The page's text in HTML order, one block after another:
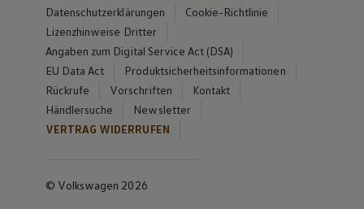
Datenschutzerklärungen
Cookie-Richtlinie
Lizenzhinweise Dritter
Angaben zum Digital Service Act (DSA)
EU Data Act
Produktsicherheitsinformationen
Rückrufe
Vorschriften
Kontakt
Händlersuche
Newsletter
VERTRAG WIDERRUFEN
© Volkswagen 2026